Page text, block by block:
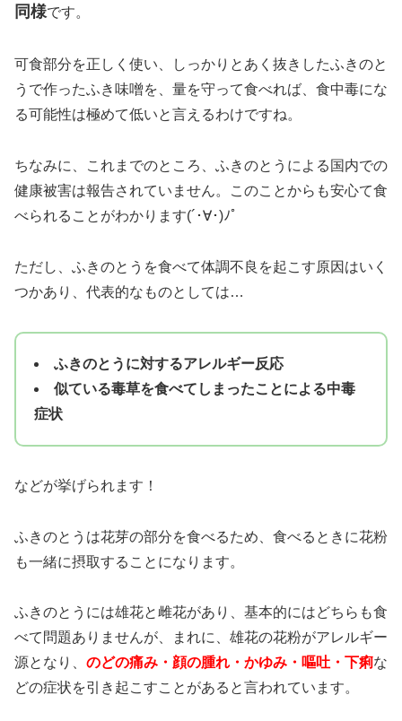
同様です。
可食部分を正しく使い、しっかりとあく抜きしたふきのと
うで作ったふき味噌を、量を守って食べれば、食中毒にな
る可能性は極めて低いと言えるわけですね。
ちなみに、これまでのところ、ふきのとうによる国内での
健康被害は報告されていません。このことからも安心て食
べられることがわかります(´･∀･)ﾉﾟ
ただし、ふきのとうを食べて体調不良を起こす原因はいく
つかあり、代表的なものとしては…
ふきのとうに対するアレルギー反応
似ている毒草を食べてしまったことによる中毒
症状
などが挙げられます！
ふきのとうは花芽の部分を食べるため、食べるときに花粉
も一緒に摂取することになります。
ふきのとうには雄花と雌花があり、基本的にはどちらも食
べて問題ありませんが、まれに、雄花の花粉がアレルギー
源となり、 のどの痛み・顔の腫れ・かゆみ・嘔吐・下痢な
どの症状を引き起こすことがあると言われています。